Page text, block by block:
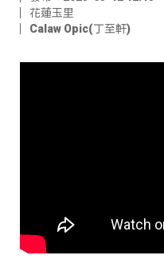
花蓮玉里
Calaw Opic(丁至軒)